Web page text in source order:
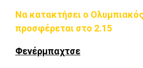
Να κατακτήσει ο
προσφέρεται στο 2.15
Φενέρμπαχτσε